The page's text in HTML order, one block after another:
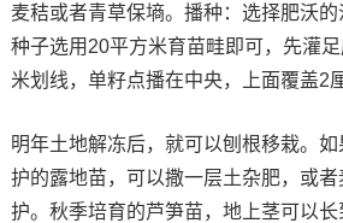
麦秸或者青草保墒。播种：选择肥沃
种子选用20平方米育苗畦即可，先灌
米划线，单籽点播在中央，上面覆盖2
明年土地解冻后，就可以刨根移栽。
护的露地苗，可以撒一层土杂肥，或
护。秋季培育的芦笋苗，地上茎可以